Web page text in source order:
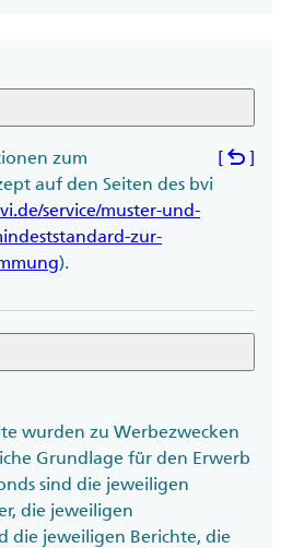
zum
auf den Seiten des bvi
service/muster-und-
zur-
).
[ undo ]
wurden zu Werbezwecken
Grundlage für den Erwerb
sind die jeweiligen
die jeweiligen
die jeweiligen Berichte, die